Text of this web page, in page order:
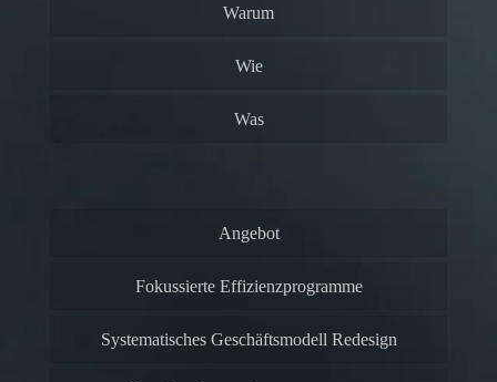
Warum
Wie
Was
Angebot
Fokussierte Effizienzprogramme
Systematisches Geschäftsmodell Redesign